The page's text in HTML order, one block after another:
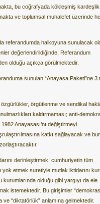
bu coğrafyada kökleşmiş kardeşlik
ve toplumsal muhalefet üzerinde
referandumda halkoyuna sunulacak
değerlendirildiğinde; Referandum
olduğu açıkça görülmektedir.
sunulan “Anayasa Paketi”ne 3
örgütlenme ve sendikal
kaldırmaması; anti-
Anayasası’nı değiştirmeyi
katkı sağlayacak ve
derinleştirmek, cumhuriyetin tüm
yok etmek suretiyle mutlak iktidarını
olduğu gibi yargıyı da ele
istemektedir. Bu girişimler
“diktatörlük” anlamına gelmektedir.